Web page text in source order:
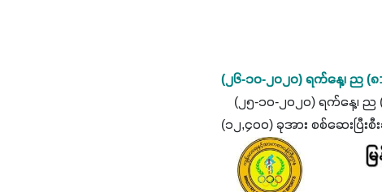
(၂၆-၁၀-၂၀၂၀) ရက်နေ့၊ ည (၈
(၂၅-၁၀-၂၀၂၀) ရက်နေ့၊ ည
(၁၂,၄၀၀) ခုအား စစ်ဆေးပြီ